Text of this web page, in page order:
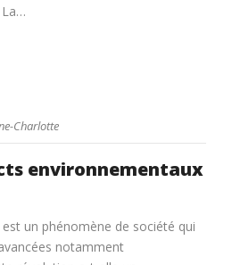
La…
Charlotte
environnementaux
un phénomène de société qui
notamment